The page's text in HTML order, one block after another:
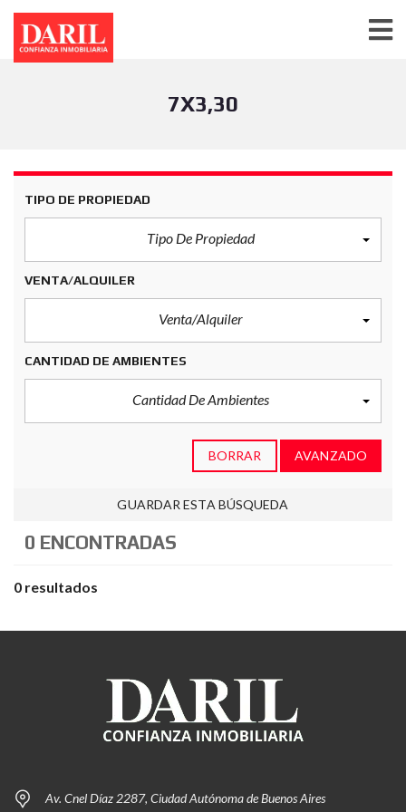
7X3,30
TIPO DE PROPIEDAD
Tipo De Propiedad
VENTA/ALQUILER
Venta/Alquiler
CANTIDAD DE AMBIENTES
Cantidad De Ambientes
BORRAR AVANZADO
GUARDAR ESTA BÚSQUEDA
0 ENCONTRADAS
0 resultados
Av. Cnel Díaz 2287, Ciudad Autónoma de Buenos Aires